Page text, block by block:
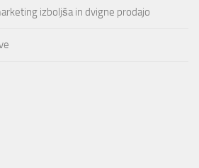
izboljša in dvigne prodajo